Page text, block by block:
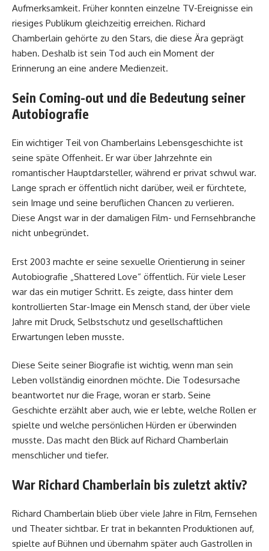
Aufmerksamkeit. Früher konnten einzelne TV-Ereignisse ein
riesiges Publikum gleichzeitig erreichen. Richard
Chamberlain gehörte zu den Stars, die diese Ära geprägt
haben. Deshalb ist sein Tod auch ein Moment der
Erinnerung an eine andere Medienzeit.
Sein Coming-out und die Bedeutung seiner
Autobiografie
Ein wichtiger Teil von Chamberlains Lebensgeschichte ist
seine späte Offenheit. Er war über Jahrzehnte ein
romantischer Hauptdarsteller, während er privat schwul war.
Lange sprach er öffentlich nicht darüber, weil er fürchtete,
sein Image und seine beruflichen Chancen zu verlieren.
Diese Angst war in der damaligen Film- und Fernsehbranche
nicht unbegründet.
Erst 2003 machte er seine sexuelle Orientierung in seiner
Autobiografie „Shattered Love“ öffentlich. Für viele Leser
war das ein mutiger Schritt. Es zeigte, dass hinter dem
kontrollierten Star-Image ein Mensch stand, der über viele
Jahre mit Druck, Selbstschutz und gesellschaftlichen
Erwartungen leben musste.
Diese Seite seiner Biografie ist wichtig, wenn man sein
Leben vollständig einordnen möchte. Die Todesursache
beantwortet nur die Frage, woran er starb. Seine
Geschichte erzählt aber auch, wie er lebte, welche Rollen er
spielte und welche persönlichen Hürden er überwinden
musste. Das macht den Blick auf Richard Chamberlain
menschlicher und tiefer.
War Richard Chamberlain bis zuletzt aktiv?
Richard Chamberlain blieb über viele Jahre in Film, Fernsehen
und Theater sichtbar. Er trat in bekannten Produktionen auf,
spielte auf Bühnen und übernahm später auch Gastrollen in